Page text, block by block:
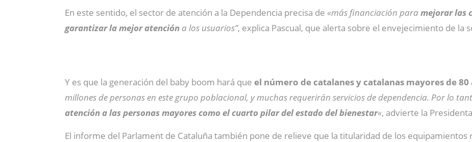
En este sentido, el sector de atención a la Dependencia precisa de «más financiación para mejorar las
garantizar la mejor atención a los usuarios”, explica Pascual, que alerta sobre el envejecimiento de la
Y es que la generación del baby boom hará que el número de catalanes y catalanas mayores de
millones de personas en este grupo poblacional, y muchas requerirán servicios de dependencia. Por lo
atención a las personas mayores como el cuarto pilar del estado del bienestar«, advierte la
El informe del Parlament de Cataluña también pone de relieve que la titularidad de los